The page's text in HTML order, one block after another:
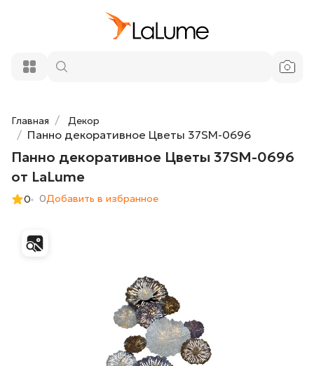
Главная Декор
Панно декоративное Цветы 37SM-0696
Панно декоративное Цветы 37SM-0696
от LaLume
0 0Добавить в избранное
0696 от LaLume